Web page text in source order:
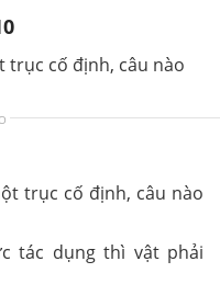
cố định, câu nào
trục cố định, câu nào
tác dụng thì vật phải